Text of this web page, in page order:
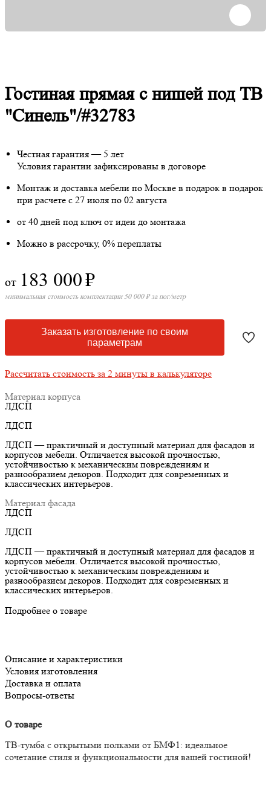
Гостиная прямая с нишей под ТВ
"Синель"/#32783
Честная гарантия — 5 лет
Условия гарантии зафиксированы в договоре
Монтаж и доставка мебели по Москве в подарок в подарок
при расчете с 27 июля по 02 августа
от 40 дней под ключ от идеи до монтажа
Можно в рассрочку, 0% переплаты
от 183 000₽
минимальная стоимость комплектации 50 000 ₽ за пог/метр
Заказать изготовление по своим
параметрам
Рассчитать стоимость за 2 минуты в калькуляторе
Материал корпуса
ЛДСП
ЛДСП
ЛДСП — практичный и доступный материал для фасадов и
корпусов мебели. Отличается высокой прочностью,
устойчивостью к механическим повреждениям и
разнообразием декоров. Подходит для современных и
классических интерьеров.
Материал фасада
ЛДСП
ЛДСП
ЛДСП — практичный и доступный материал для фасадов и
корпусов мебели. Отличается высокой прочностью,
устойчивостью к механическим повреждениям и
разнообразием декоров. Подходит для современных и
классических интерьеров.
Подробнее о товаре
Описание и характеристики
Условия изготовления
Доставка и оплата
Вопросы-ответы
О товаре
ТВ-тумба с открытыми полками от БМФ1: идеальное
сочетание стиля и функциональности для вашей гостиной!